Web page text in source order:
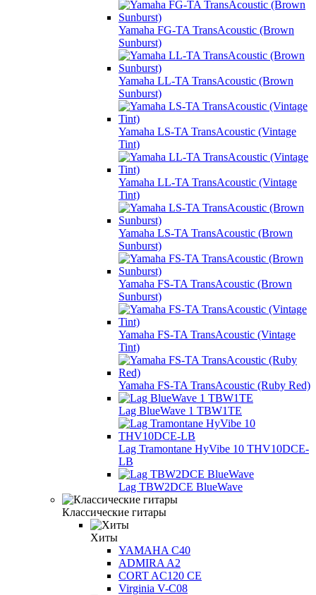
Yamaha FG-TA TransAcoustic (Brown
Sunburst)
Yamaha LL-TA TransAcoustic (Brown
Sunburst)
Yamaha LS-TA TransAcoustic (Vintage
Tint)
Yamaha LL-TA TransAcoustic (Vintage
Tint)
Yamaha LS-TA TransAcoustic (Brown
Sunburst)
Yamaha FS-TA TransAcoustic (Brown
Sunburst)
Yamaha FS-TA TransAcoustic (Vintage
Tint)
Yamaha FS-TA TransAcoustic (Ruby Red)
Lag BlueWave 1 TBW1TE
Lag Tramontane HyVibe 10 THV10DCE-
LB
Lag TBW2DCE BlueWave
Классические гитары
Хиты
YAMAHA C40
ADMIRA A2
CORT AC120 CE
Virginia V-C08